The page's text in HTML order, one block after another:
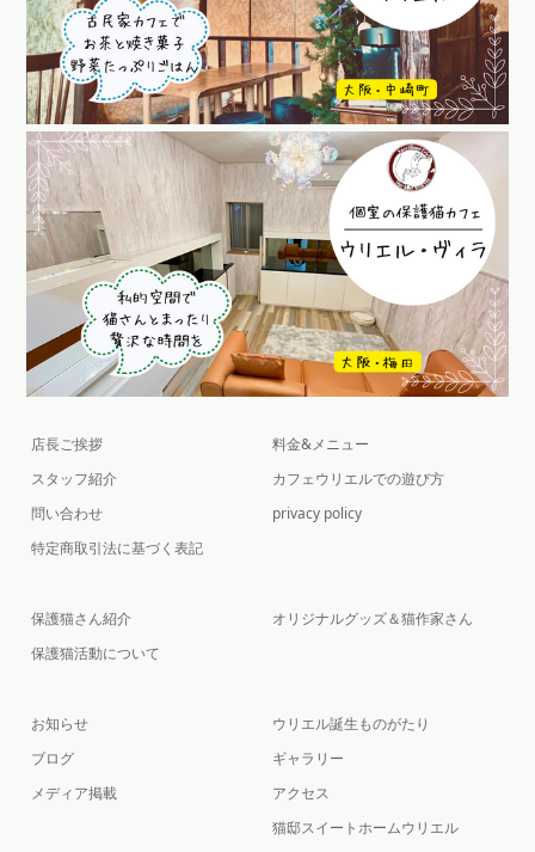
店長ご挨拶
スタッフ紹介
問い合わせ
特定商取引法に基づく表記
料金&メニュー
カフェウリエルでの遊び方
privacy policy
保護猫さん紹介
保護猫活動について
オリジナルグッズ＆猫作家さん
お知らせ
ブログ
メディア掲載
ウリエル誕生ものがたり
ギャラリー
アクセス
猫邸スイートホームウリエル